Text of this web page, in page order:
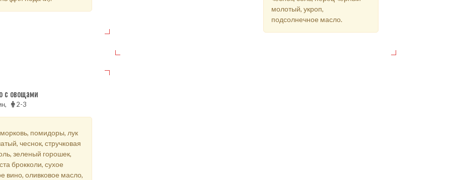
молотый, укроп,
подсолнечное масло.
с овощами
2-3
помидоры, лук
чеснок, стручковая
зеленый горошек,
брокколи, сухое
вино, оливковое масло,